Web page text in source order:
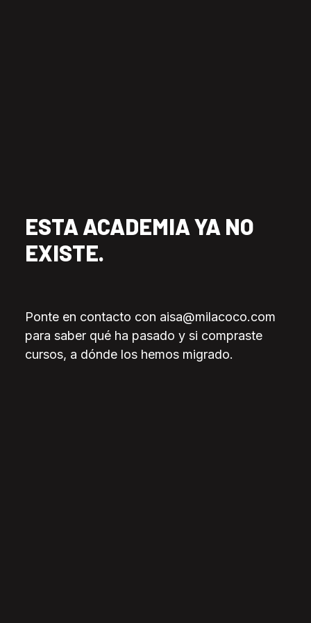
ESTA ACADEMIA YA NO
EXISTE.
Ponte en contacto con aisa@milacoco.com
para saber qué ha pasado y si compraste
cursos, a dónde los hemos migrado.